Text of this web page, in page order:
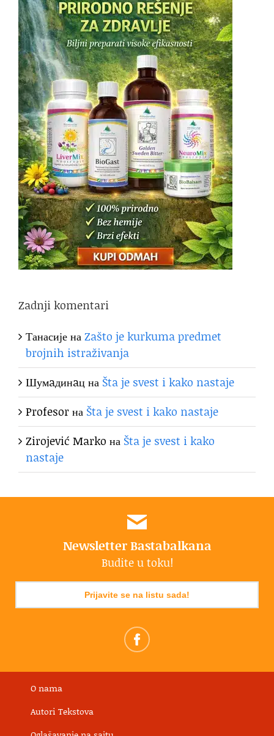
Zadnji komentari
ТанасијенаZašto je kurkuma predmet
brojnih istraživanja
Шумaдинaцна Šta je svest i kako nastaje
Profesorна Šta je svest i kako nastaje
Zirojević Marko на Šta je svest i kako
nastaje
Newsletter Bastabalkana
Budite u toku!
Prijavite se na listu sada!
O nama
Autori Tekstova